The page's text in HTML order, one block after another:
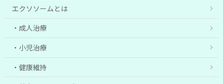
エクソソームとは
成人治療
小児治療
健康維持